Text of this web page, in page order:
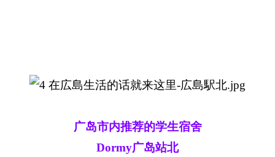
广岛市内推荐的学生宿舍
Dormy广岛站北